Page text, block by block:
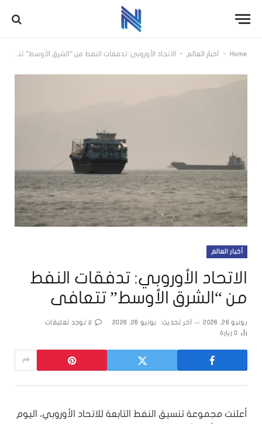
Home
- أخبار العالم - الاتحاد الأوروبي: تدفقات النفط من “الشرق الأوسط” تتعافى
أخبار العالم
الاتحاد الأوروبي: تدفقات النفط
من “الشرق الأوسط” تتعافى
يونيو 26, 2026 آخر تحديث: يونيو 26, 2026
لا توجد تعليقات
0 زيارة
أعلنت مجموعة تنسيق النفط التابعة ​للاتحاد الأوروبي، اليوم